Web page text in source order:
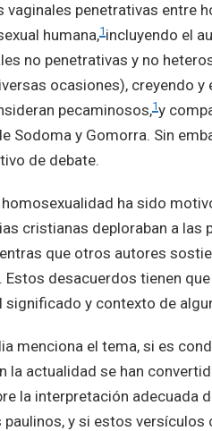
penetrativas entre
humana,1 ​incluyendo el
no penetrativas y no
ocasiones), creyendo y
pecaminosos,1​y
y Gomorra.​ Sin
de debate.​
ha sido
cristianas deploraban a las
que otros autores
desacuerdos tienen
y contexto de
menciona el tema, si es
actualidad se han
la interpretación adecuada
y si estos versículos